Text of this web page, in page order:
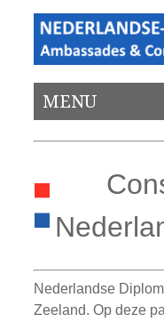
MENU
Nederlandse
Zeeland. Op deze